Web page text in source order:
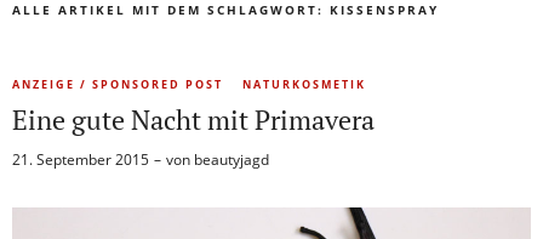
ALLE ARTIKEL MIT DEM SCHLAGWORT: KISSENSPRAY
ANZEIGE / SPONSORED POST NATURKOSMETIK
Eine gute Nacht mit Primavera
21. September 2015 von beautyjagd